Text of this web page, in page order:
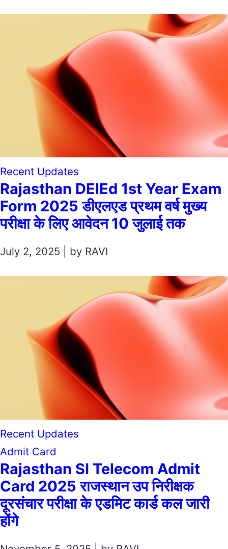
Recent Updates
Rajasthan DElEd 1st Year Exam
Form 2025 डीएलएड प्रथम वर्ष मुख्य
परीक्षा के लिए आवेदन 10 जुलाई तक
July 2, 2025 | by RAVI
Recent Updates
Admit Card
Rajasthan SI Telecom Admit
Card 2025 राजस्थान उप निरीक्षक
दूरसंचार परीक्षा के एडमिट कार्ड कल जारी
होंगे